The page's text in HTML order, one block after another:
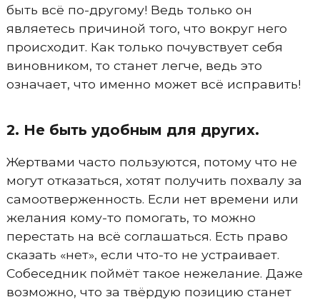
быть всё по-другому! Ведь только он
являетесь причиной того, что вокруг него
происходит. Как только почувствует себя
виновником, то станет легче, ведь это
означает, что именно может всё исправить!
2. Не быть удобным для других.
Жертвами часто пользуются, потому что не
могут отказаться, хотят получить похвалу за
самоотверженность. Если нет времени или
желания кому-то помогать, то можно
перестать на всё соглашаться. Есть право
сказать «нет», если что-то не устраивает.
Собеседник поймёт такое нежелание. Даже
возможно, что за твёрдую позицию станет